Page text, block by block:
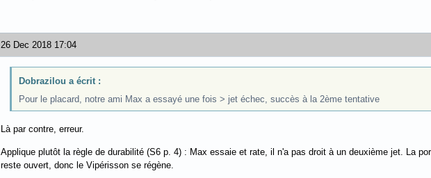
26 Dec 2018 17:04
Dobrazilou a écrit :
Pour le placard, notre ami Max a essayé une fois > jet échec, succès à la 2ème tentative
Là par contre, erreur.
Applique plutôt la règle de durabilité (S6 p. 4) : Max essaie et rate, il n'a pas droit à un deuxième jet. La
reste ouvert, donc le Vipérisson se régène.